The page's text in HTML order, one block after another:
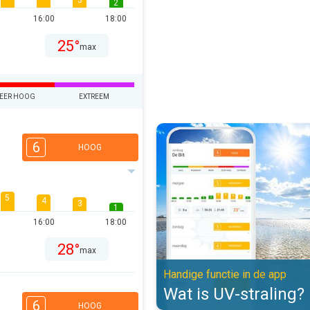
16:00
2
18:00
25°max
HOOG EXTREEM
6 HOOG
5 4
16:00
3
1
18:00
28°max
6 HOOG
Wat is UV-straling?. Handige
Handige functie in de app
Wat is UV-straling?